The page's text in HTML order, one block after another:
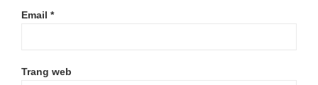
Email *
Trang web